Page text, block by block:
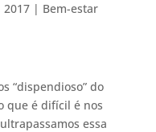
2017| Bem-estar
“dispendioso” do
que é difícil é nos
essa